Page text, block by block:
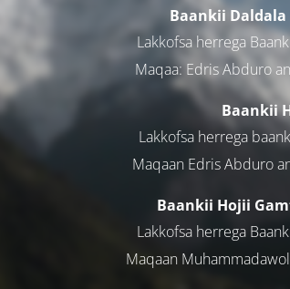
Baankii
Lakkofsa herrega
Maqaa: Edris Abduro
Baankii
Lakkofsa herrega
Maqaan Edris Abduro
Baankii Hojii
Lakkofsa herrega
Maqaan